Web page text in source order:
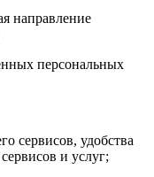
направление
персональных
сервисов, удобства
и услуг;